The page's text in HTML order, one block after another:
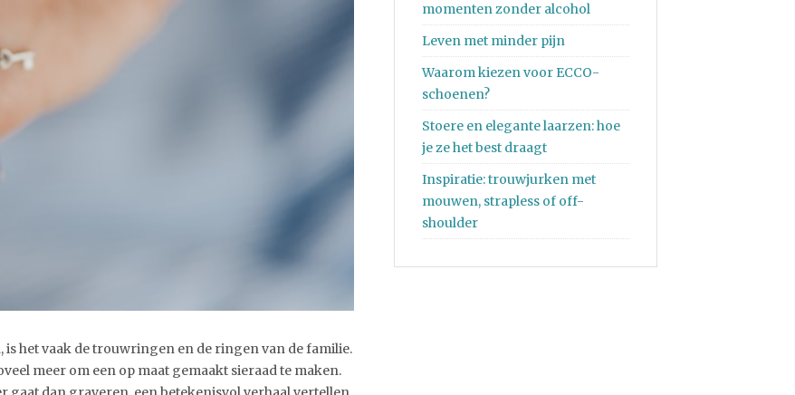
is het vaak de trouwringen en de ringen van de familie.
meer om een op maat gemaakt sieraad te maken.
momenten zonder alcohol
Leven met minder pijn
Waarom kiezen voor ECCO-
schoenen?
Stoere en elegante laarzen: hoe
je ze het best draagt
Inspiratie: trouwjurken met
mouwen, strapless of off-
shoulder